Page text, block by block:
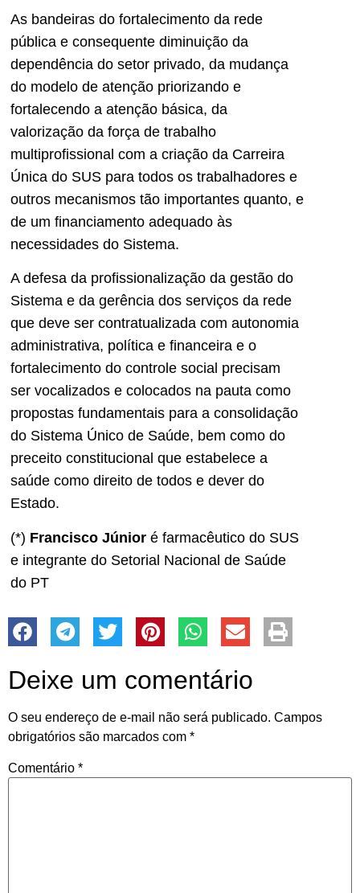
As bandeiras do fortalecimento da rede
pública e consequente diminuição da
dependência do setor privado, da mudança
do modelo de atenção priorizando e
fortalecendo a atenção básica, da
valorização da força de trabalho
multiprofissional com a criação da Carreira
Única do SUS para todos os trabalhadores e
outros mecanismos tão importantes quanto, e
de um financiamento adequado às
necessidades do Sistema.
A defesa da profissionalização da gestão do
Sistema e da gerência dos serviços da rede
que deve ser contratualizada com autonomia
administrativa, política e financeira e o
fortalecimento do controle social precisam
ser vocalizados e colocados na pauta como
propostas fundamentais para a consolidação
do Sistema Único de Saúde, bem como do
preceito constitucional que estabelece a
saúde como direito de todos e dever do
Estado.
(*) Francisco Júnior é farmacêutico do SUS
e integrante do Setorial Nacional de Saúde
do PT
Deixe um comentário
O seu endereço de e-mail não será publicado. Campos
obrigatórios são marcados com *
Comentário *